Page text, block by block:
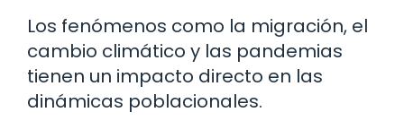
Los fenómenos como la migración, el
cambio climático y las pandemias
tienen un impacto directo en las
dinámicas poblacionales.